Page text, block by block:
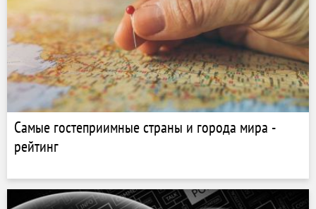
Самые гостеприимные страны и города мира -
рейтинг